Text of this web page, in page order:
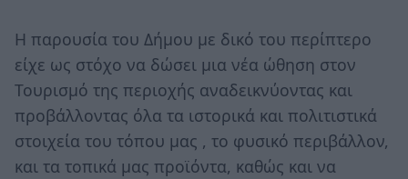
Η παρουσία του Δήμου με δικό του περίπτερο
είχε ως στόχο να δώσει μια νέα ώθηση στον
Τουρισμό της περιοχής αναδεικνύοντας και
προβάλλοντας όλα τα ιστορικά και πολιτιστικά
στοιχεία του τόπου μας , το φυσικό περιβάλλον,
και τα τοπικά μας προϊόντα, καθώς και να